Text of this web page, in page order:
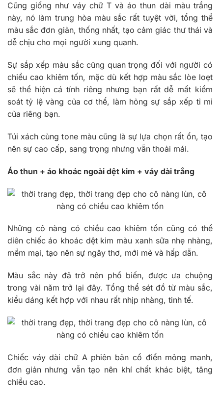
Cũng giống như váy chữ T và áo thun dài màu trắng
này, nó làm trung hòa màu sắc rất tuyệt vời, tổng thể
màu sắc đơn giản, thống nhất, tạo cảm giác thư thái và
dễ chịu cho mọi người xung quanh.
Sự sắp xếp màu sắc cũng quan trọng đối với người có
chiều cao khiêm tốn, mặc dù kết hợp màu sắc lòe loẹt
sẽ thể hiện cá tính riêng nhưng bạn rất dễ mất kiểm
soát tỷ lệ vàng của cơ thể, làm hỏng sự sắp xếp tỉ mỉ
của riêng bạn.
Túi xách cùng tone màu cũng là sự lựa chọn rất ổn, tạo
nên sự cao cấp, sang trọng nhưng vẫn thoải mái.
Áo thun + áo khoác ngoài dệt kim + váy dài trắng
Những cô nàng có chiều cao khiêm tốn cũng có thể
diên chiếc áo khoác dệt kim màu xanh sữa nhẹ nhàng,
mềm mại, tạo nên sự ngây thơ, mới mẻ và hấp dẫn.
Màu sắc này đã trở nên phổ biến, được ưa chuộng
trong vài năm trở lại đây. Tổng thể sét đồ từ màu sắc,
kiểu dáng kết hợp với nhau rất nhịp nhàng, tinh tế.
Chiếc váy dài chữ A phiên bản cổ điển mỏng manh,
đơn giản nhưng vẫn tạo nên khí chất khác biệt, tăng
chiều cao.